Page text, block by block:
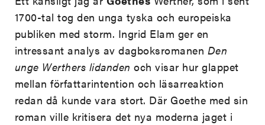
1700-tal tog den unga tyska och europeiska
publiken med storm. Ingrid Elam ger en
intressant analys av dagboksromanen Den
unge Werthers lidanden och visar hur glappet
mellan författarintention och läsarreaktion
redan då kunde vara stort. Där Goethe med sin
roman ville kritisera det nya moderna jaget i